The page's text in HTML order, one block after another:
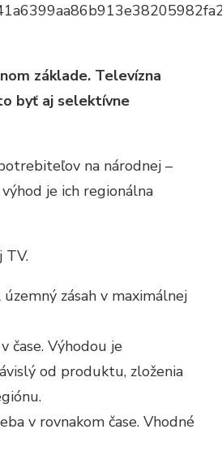
základe. Televízna
byť aj selektívne
na národnej –
je ich regionálna
TV.
zásah v maximálnej
čase. Výhodou je
od produktu, zloženia
v rovnakom čase. Vhodné